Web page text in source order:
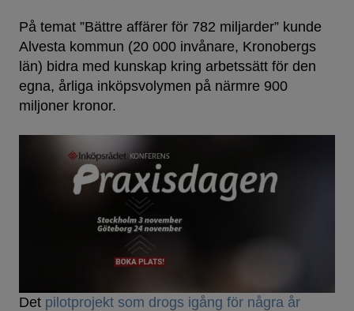
På temat ”Bättre affärer för 782 miljarder” kunde
Alvesta kommun (20 000 invånare, Kronobergs
län) bidra med kunskap kring arbetssätt för den
egna, årliga inköpsvolymen på närmre 900
miljoner kronor.
Det pilotprojekt som drogs igång för några år